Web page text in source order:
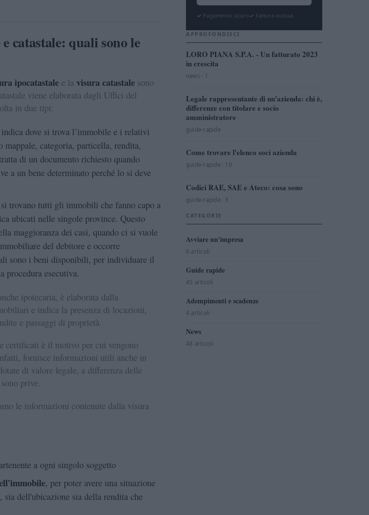
catastale: quali sono le
ipocatastale e la visura catastale sono
viene elaborata dagli Uffici del
in due tipi:
dove si trova l’immobile e i relativi
categoria, particella, rendita,
di un documento richiesto quando
a un bene determinato perché lo si deve
trovano tutti gli immobili che fanno capo a
ubicati nelle singole province. Questo
maggioranza dei casi, quando ci si vuole
del debitore e occorre
sono i beni disponibili, per individuare il
procedura esecutiva.
ipotecaria, è elaborata dalla
e indica la presenza di locazioni,
e passaggi di proprietà.
certificati è il motivo per cui vengono
fornisce informazioni utili anche in
di valore legale, a differenza delle
prive.
le informazioni contenute dalla visura
a ogni singolo soggetto
, per poter avere una situazione
dell'ubicazione sia della rendita che
Pagamento sicuro Fattura inclusa
APPROFONDISCI
LORO PIANA S.P.A. - Un fatturato 2023
in crescita
news · 1
Legale rappresentante di un'azienda: chi è,
differenze con titolare e socio
amministratore
guide-rapide
Come trovare l'elenco soci azienda
guide-rapide · 10
Codici RAE, SAE e Ateco: cosa sono
guide-rapide · 3
CATEGORIE
Avviare un'impresa
6 articoli
Guide rapide
45 articoli
Adempimenti e scadenze
4 articoli
News
48 articoli